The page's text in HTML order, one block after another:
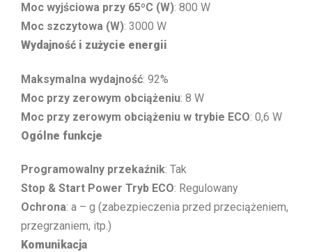
Moc wyjściowa przy 65ºC (W): 800 W
Moc szczytowa (W): 3000 W
Wydajność i zużycie energii
Maksymalna wydajność: 92%
Moc przy zerowym obciążeniu: 8 W
Moc przy zerowym obciążeniu w trybie ECO: 0,6 W
Ogólne funkcje
Programowalny przekaźnik: Tak
Stop & Start Power Tryb ECO: Regulowany
Ochrona: a – g (zabezpieczenia przed przeciążeniem,
przegrzaniem, itp.)
Komunikacja